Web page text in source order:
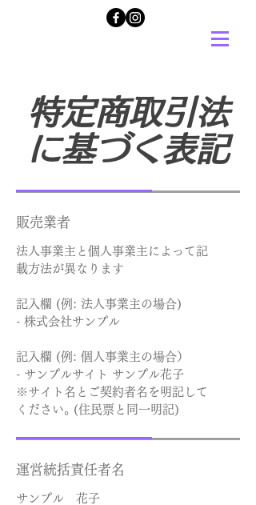
特定商取引法
に基づく表記
販売業者
法人事業主と個人事業主によって記
載方法が異なります
記入欄 (例: 法人事業主の場合)
- 株式会社サンプル
記入欄 (例: 個人事業主の場合）
- サンプルサイト サンプル花子
※サイト名とご契約者名を明記して
ください。 (住民票と同一明記)
運営統括責任者名
サンプル 花子